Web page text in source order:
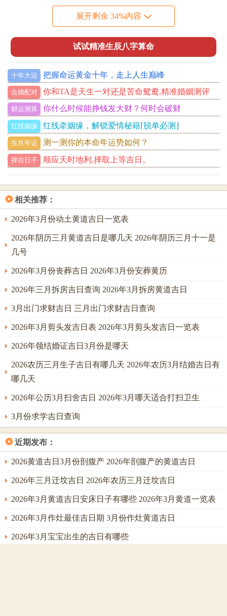
在直播教人化"斩男妆" 到头来观众里藏着现在的老公！
记住哦，展现自我比刻意讨好更有魅力，这是属猴女的天然
优势！这一结论是否具有普适性？
明显增多~看来大家都意识到健康才是 本钱。不一样注意
2027年的呼吸道敏感期，雾霾天尽量别晨跑。有个养生妙招
值得推广：把体检项目拆分成季度小检查，比方说春天查肝
功能~秋天测骨密度;既分散经济压力又及时监控身体变化。
从市场反馈来看，
饮食方面要跟95后学学"彩虹饮食法"，我邻居阿姨自从把每
会迎来健康小高峰、那些坚持十年健身的姐妹;到时候穿旗袍
的曲线绝对惊艳全场！说到底，生肖运势就像人生航海图-
真正掌舵的还是咱们自己。十年光阴足够让柔弱的猴宝宝修
是提醒咱们何事时候该扬帆。何事时候需收桨。
都能在时光流转中活成自己最喜欢的样子！
展开剩余 34%内容
试试精准生辰八字算命
十年大运 把握命运黄金十年，走上人生巅峰
合婚配对 你和TA是天生一对还是苦命鸳鸯,精准婚姻测评
财运测算 你什么时候能挣钱发大财？何时会破财
红线姻缘 红线牵姻缘，解锁爱情秘籍⌈脱单必测⌋
生肖年运 测一测你的本命年运势如何？
择吉日子 顺应天时地利,择取上等吉日。
❂ 相关推荐：
2026年3月份动土黄道吉日一览表
2026年阴历三月黄道吉日是哪几天 2026年阴历三月十一是
几号
2026年3月份丧葬吉日 2026年3月份安葬黄历
2026年三月拆房吉日查询 2026年3月拆房黄道吉日
3月出门求财吉日 三月出门求财吉日查询
2026年3月剪头发吉日表 2026年3月剪头发吉日一览表
2026年领结婚证吉日3月份是哪天
2026农历三月生子吉日有哪几天 2026年农历3月结婚吉日有
哪几天
2026年公历3月扫舍吉日 2026年3月哪天适合打扫卫生
3月份求学吉日查询
❂ 近期发布：
2026黄道吉日3月份剖腹产 2026年剖腹产的黄道吉日
2026年三月迁坟吉日 2026年农历三月迁坟吉日
2026年3月黄道吉日安床日子有哪些 2026年3月黄道一览表
2026年3月作灶最佳吉日期 3月份作灶黄道吉日
2026年3月宝宝出生的吉日有哪些